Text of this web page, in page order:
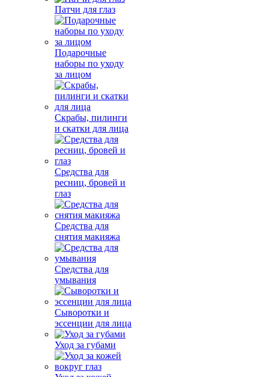
Патчи для глаз
Подарочные
наборы по уходу
за лицом
Скрабы, пилинги
и скатки для лица
Средства для
ресниц, бровей и
глаз
Средства для
снятия макияжа
Средства для
умывания
Сыворотки и
эссенции для лица
Уход за губами